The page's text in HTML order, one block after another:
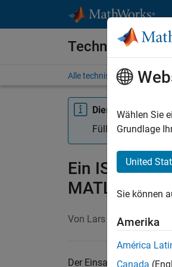
Technische
Alle technischen Artikel
Diese Seite
Füllen Sie bitte
Ein ISO
MATLAB:
Von Lars Rosqvist,
Der Einsatz von Simulink
Wählen Sie
Grundlage
United
Sie können
Amerika
América
Canada